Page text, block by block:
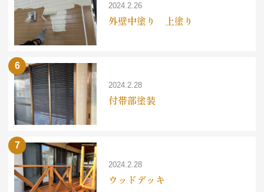
2024.2.26
外壁中塗り 上塗り
2024.2.28
付帯部塗装
2024.2.28
ウッドデッキ